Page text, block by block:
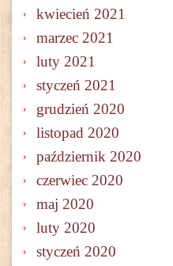
kwiecień 2021
marzec 2021
luty 2021
styczeń 2021
grudzień 2020
listopad 2020
październik 2020
czerwiec 2020
maj 2020
luty 2020
styczeń 2020